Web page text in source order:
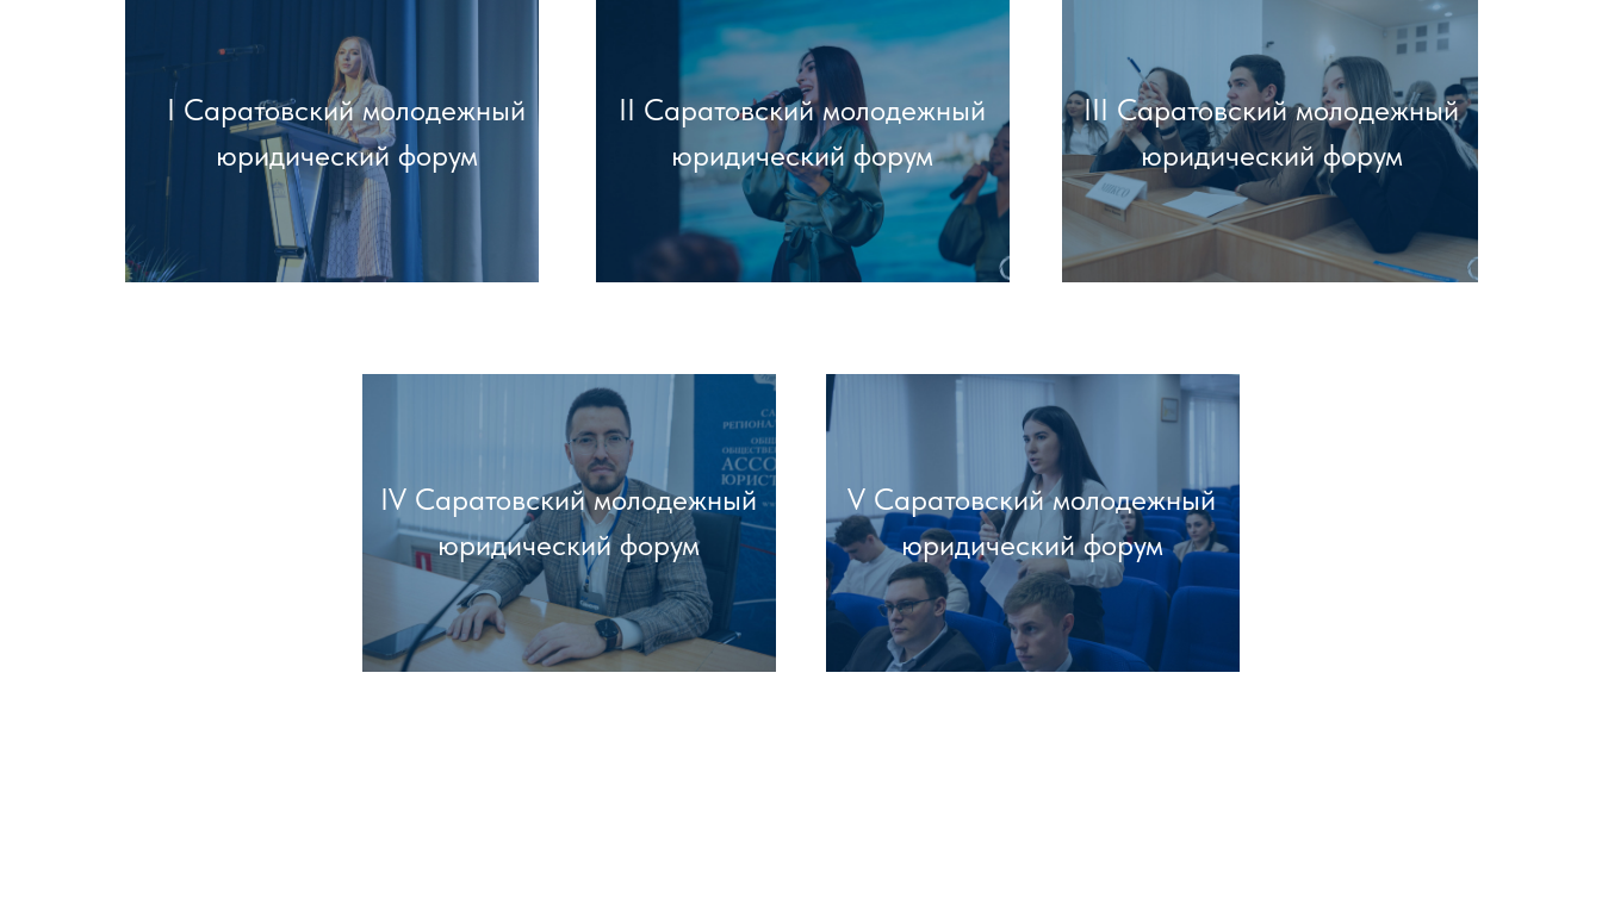
I Саратовский молодежный
юридический форум
III Саратовский молодежный
юридический форум
II Саратовский молодежный
юридический форум
IV Саратовский молодежный
юридический форум
V Саратовский молодежный
юридический форум